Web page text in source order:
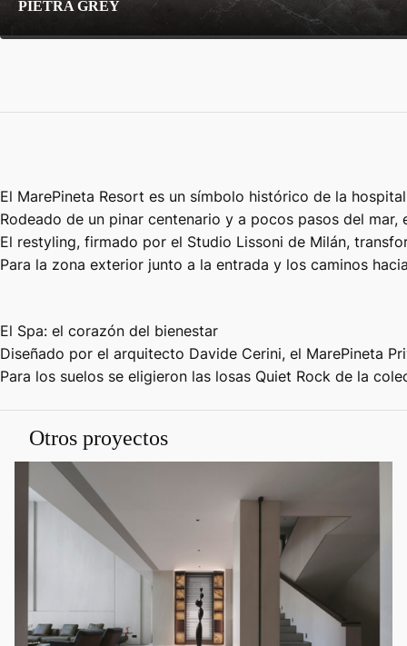
PIETRA GREY
El MarePineta Resort es un símbolo histórico de la
Rodeado de un pinar centenario y a pocos pasos del
El restyling, firmado por el Studio Lissoni de Milán,
Para la zona exterior junto a la entrada y los caminos
El Spa: el corazón del bienestar
Diseñado por el arquitecto Davide Cerini, el MarePineta
Para los suelos se eligieron las losas Quiet Rock de la
Otros proyectos